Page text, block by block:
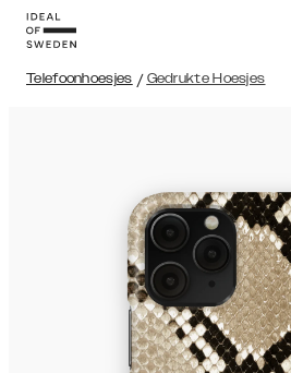
Telefoonhoesjes / Gedrukte Hoesjes